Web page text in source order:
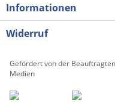
Informationen
Widerruf
Gefördert von der
Medien